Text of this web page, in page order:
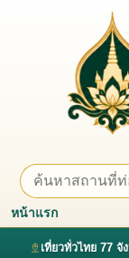
หน้าแรก
เที่ยวทั่วไทย 77 จั